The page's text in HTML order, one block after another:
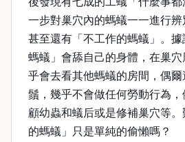
一步對巢穴內的螞蟻一一進行辨
甚至還有「不工作的螞蟻」。
螞蟻」會舔自己的身體，在巢
乎會去看其他螞蟻的房間，偶
鬚，幾乎不會做任何勞動行為
顧幼蟲和蟻后或是修補巢穴等
的螞蟻」只是單純的偷懶嗎？